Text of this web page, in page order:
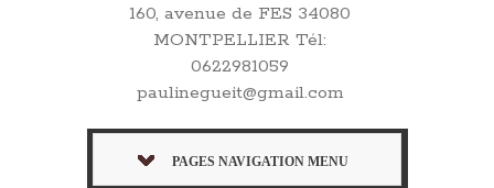
160, avenue de FES 34080
MONTPELLIER Tél:
0622981059
paulinegueit@gmail.com
PAGES NAVIGATION MENU